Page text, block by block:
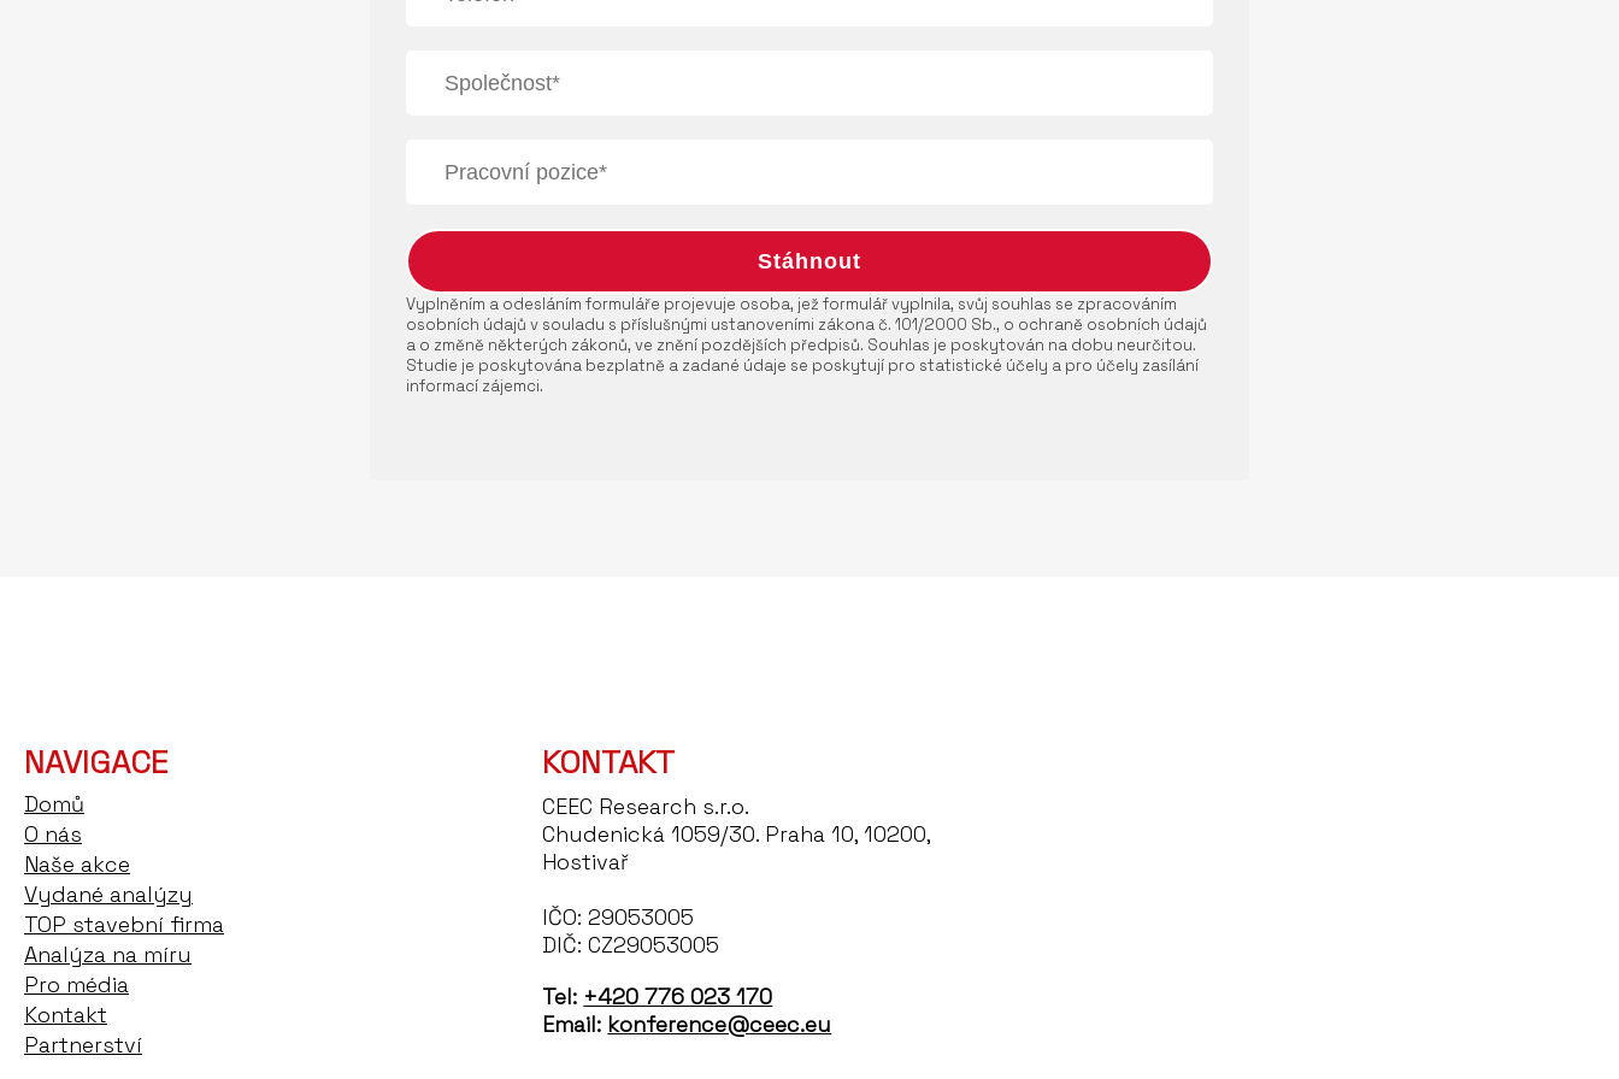
Vyplněním a odesláním formuláře projevuje osoba, jež formulář vyplnila, svůj souhlas se zpracováním
osobních údajů v souladu s příslušnými ustanoveními zákona č. 101/2000 Sb., o ochraně osobních údajů
a o změně některých zákonů, ve znění pozdějších předpisů. Souhlas je poskytován na dobu neurčitou.
Studie je poskytována bezplatně a zadané údaje se poskytují pro statistické účely a pro účely zasílání
informací zájemci.
NAVIGACE
Domů
O nás
Naše akce
Vydané analýzy
TOP stavební firma
Analýza na míru
Pro média
Kontakt
Partnerství
KONTAKT
CEEC Research s.r.o.
Chudenická 1059/30. Praha 10, 10200,
Hostivař
IČO: 29053005
DIČ: CZ29053005
Tel: +420 776 023 170
Email: konference@ceec.eu